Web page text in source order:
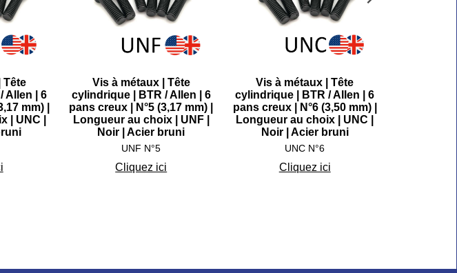
Tête
Allen | 6
mm) |
| UNC |
Vis à métaux | Tête
cylindrique | BTR / Allen | 6
pans creux | N°5 (3,17 mm) |
Longueur au choix | UNF |
Noir | Acier bruni
UNF N°5
Cliquez ici
Vis à métaux | Tête
cylindrique | BTR / Allen | 6
pans creux | N°6 (3,50 mm) |
Longueur au choix | UNC |
Noir | Acier bruni
UNC N°6
Cliquez ici